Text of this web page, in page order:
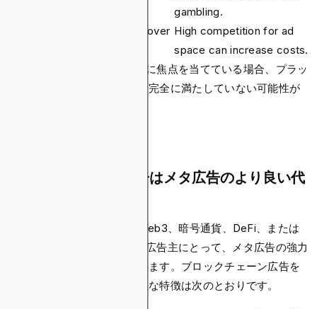
gambling.
Flexible pricing and control over High competition for ad
space can increase costs.
ただし、暗号通貨やiGamingに焦点を当てている場合、プラッ
トフォームの制限がニーズを完全に満たしていない可能性が
ブロックチェーン広告はメタ広告のより良い代
ブロックチェーン広告は、Web3、暗号通貨、DeFi、または
iGaming業界に焦点を当てた広告主にとって、メタ広告の強力
な代替手段として際立っています。ブロックチェーン広告を
ユニークなものにしている主な特徴は次のとおりです。